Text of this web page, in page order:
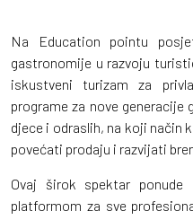
Na Education pointu
gastronomije u razvoju
iskustveni turizam za
programe za nove
djece i odraslih, na koji način
povećati prodaju i razvijati
Ovaj širok spektar ponude
platformom za sve